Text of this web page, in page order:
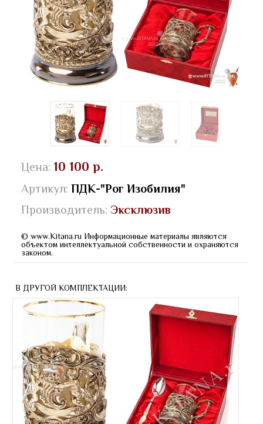
Цена: 10 100 р.
Артикул: ПДК-"Рог Изобилия"
Производитель: Эксклюзив
© www.Kitana.ru Информационные материалы являются
объектом интеллектуальной собственности и охраняются
законом.
В ДРУГОЙ КОМПЛЕКТАЦИИ: